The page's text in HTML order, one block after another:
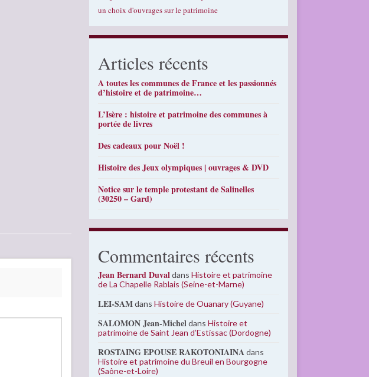
un choix d'ouvrages sur le patrimoine
Articles récents
A toutes les communes de France et les passionnés
d’histoire et de patrimoine…
L’Isère : histoire et patrimoine des communes à
portée de livres
Des cadeaux pour Noël !
Histoire des Jeux olympiques | ouvrages & DVD
Notice sur le temple protestant de Salinelles
(30250 – Gard)
Commentaires récents
Jean Bernard DuvaldansHistoire et patrimoine
de La Chapelle Rablais (Seine-et-Marne)
LEI-SAMdansHistoire de Ouanary (Guyane)
SALOMON Jean-MicheldansHistoire et
patrimoine de Saint Jean d’Estissac (Dordogne)
ROSTAING EPOUSE RAKOTONIAINAdans
Histoire et patrimoine du Breuil en Bourgogne
(Saône-et-Loire)